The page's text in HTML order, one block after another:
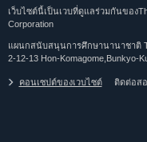
เว็บไซต์นี้เป็นเวบที่ดูแลร่วมกันของ
Corporation
แผนกสนับสนุนการศึกษานานาชาติ
2-12-13 Hon-Komagome,Bunkyo-
คอนเซปต์ของเวบไซต์ ติดต่อส